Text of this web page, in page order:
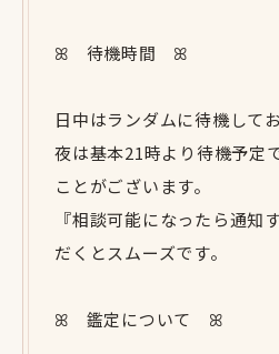
ꕤ 待機時間 ꕤ
日中はランダムに待機してお
夜は基本21時より待機予定
ことがございます。
『相談可能になったら通知
だくとスムーズです。
ꕤ 鑑定について ꕤ